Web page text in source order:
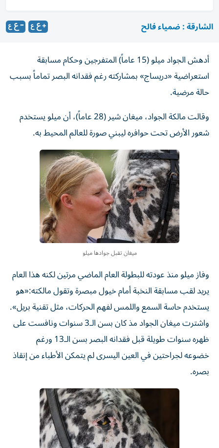
الشارقة : ضمياء فالح
أدهش الجواد ميلو (15 عاماً) المتفرجين وحكام مسابقة
استعراضية «دريساج» بمشاركته رغم فقدانه البصر تماماً بسبب
حالة مرضية.
وقالت مالكة الجواد، ميغان شير (28 عاماً)، أن ميلو يستخدم
شعور الأرض تحت حوافره ليبني صورة للعالم المحيط به.
ميغان تقبل جوادها ميلو
وفاز ميلو منذ عودته للبطولة العام الماضي مرتين لكنه هذا العام
يريد لقب مسابقة النخبة أمام خيول مبصرة وتقول مالكته:«هو
يستخدم حاسة السمع واللمس لفهم الحركات، مثل تقنية بريل».
واشترت ميغان الجواد مذ كان بسن الـ3 سنوات ونافست على
ظهره سنوات طويلة قبل فقدانه البصر بسن الـ13 ورغم
خضوعه لجراحتين في العين اليسرى لم يتمكن الأطباء من إنقاذ
بصره.